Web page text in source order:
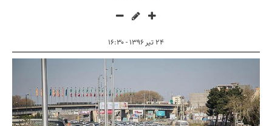
۲۴ تیر ۱۳۹۶ - ۱۶:۳۰